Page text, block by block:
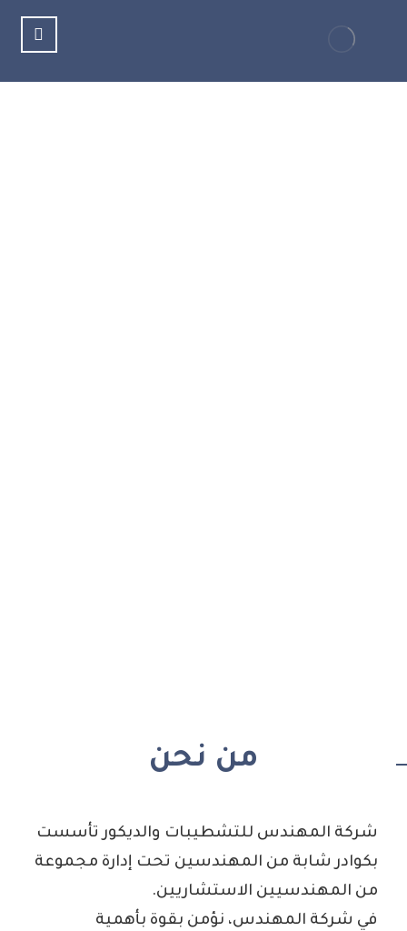
من نحن
شركة المهندس للتشطيبات والديكور تأسست
بكوادر شابة من المهندسين تحت إدارة مجموعة
من المهندسيين الاستشاريين.
في شركة المهندس، نؤمن بقوة بأهمية